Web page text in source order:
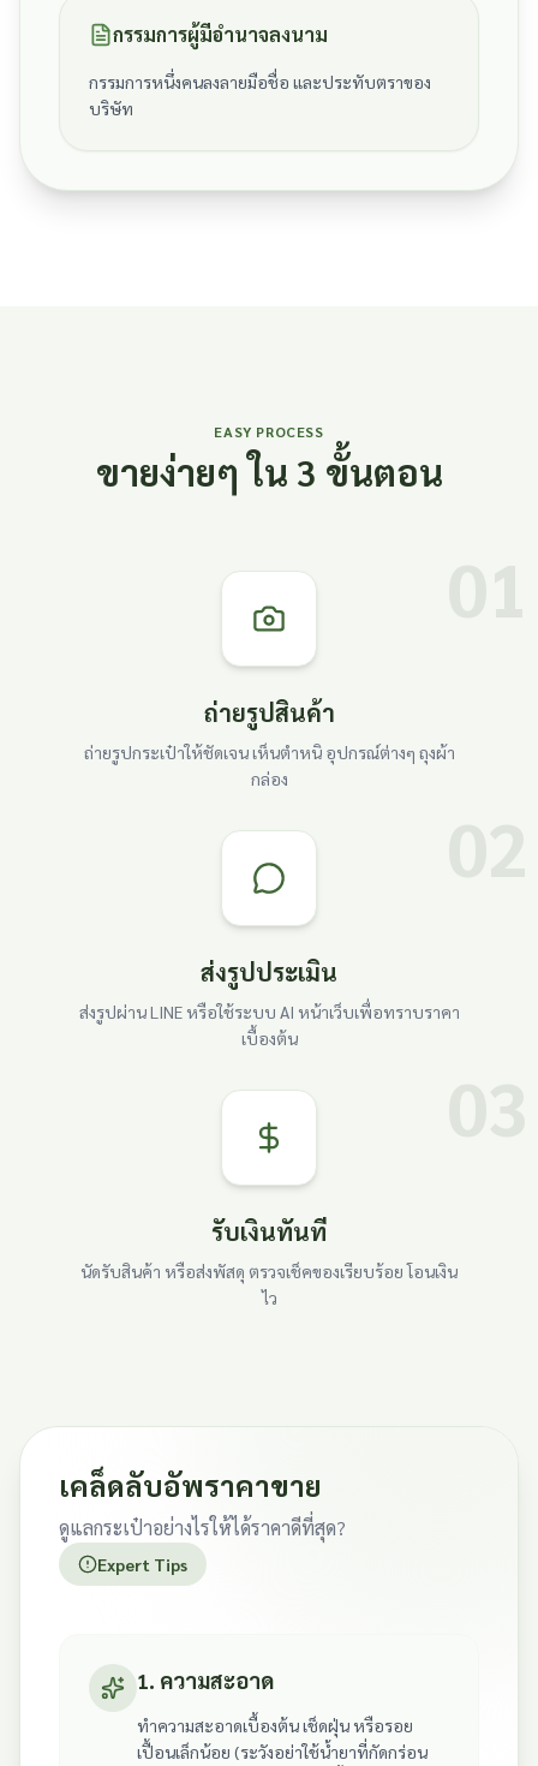
กรรมการผู้มีอำนาจลงนาม
กรรมการหนึ่งคนลงลายมือชื่อ และประทับตราของ
บริษัท
EASY PROCESS
ขายง่ายๆ ใน 3 ขั้นตอน
ถ่ายรูปสินค้า
ถ่ายรูปกระเป๋าให้ชัดเจน เห็นตำหนิ อุปกรณ์ต่างๆ ถุงผ้า
กล่อง
ส่งรูปประเมิน
ส่งรูปผ่าน LINE หรือใช้ระบบ AI หน้าเว็บเพื่อทราบราคา
เบื้องต้น
รับเงินทันที
นัดรับสินค้า หรือส่งพัสดุ ตรวจเช็คของเรียบร้อย โอนเงิน
ไว
เคล็ดลับอัพราคาขาย
ดูแลกระเป๋าอย่างไรให้ได้ราคาดีที่สุด?
Expert Tips
1. ความสะอาด
ทำความสะอาดเบื้องต้น เช็ดฝุ่น หรือรอย
เปื้อนเล็กน้อย (ระวังอย่าใช้น้ำยาที่กัดกร่อน